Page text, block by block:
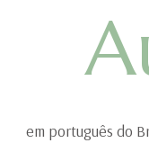
em português do